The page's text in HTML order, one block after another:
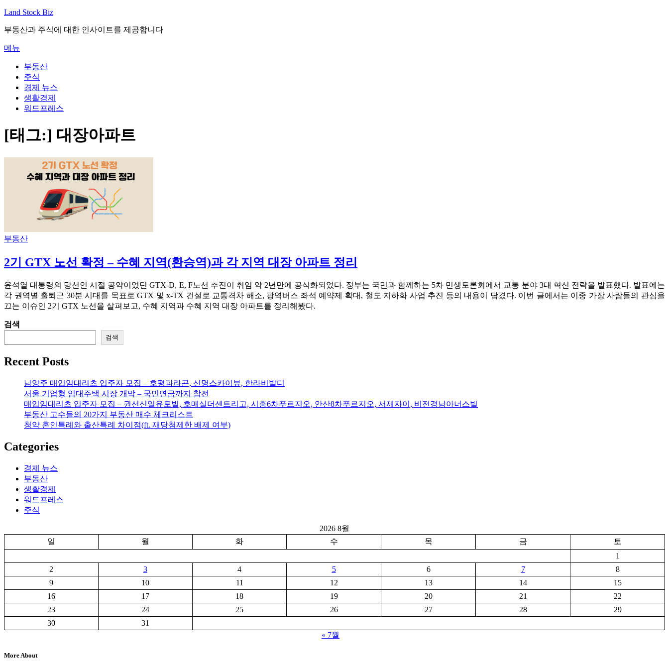
내
으
로
바
Land Stock Biz
부동산과 주식에 대한 인사이트를 제공합니다
메뉴
부동산
주식
경제 뉴스
생활경제
워드프레스
[태그:] 대장아파트
부동산
2기 GTX 노선 확정 – 수혜 지역(환승역)과 각 지역 대장 아파트 정리
윤석열 대통령의 당선인 시절 공약이었던 GTX-D, E, F노선 추진이 취임 약 2년만에 공식화되었다. 정부는 국민과 함께하는 5차 민생토론회에서 교통 분야 3대 혁신 전략을 발표했다. 발표에는
각 권역별 출퇴근 30분 시대를 목표로 GTX 및 x-TX 건설로 교통격차 해소, 광역버스 좌석 예약제 확대, 철도 지하화 사업 추진 등의 내용이 담겼다. 이번 글에서는 이중 가장 사람들의 관심을
끄는 이슈인 2기 GTX 노선을 살펴보고, 수혜 지역과 수혜 지역 대장 아파트를 정리해봤다.
검색
검색
Recent Posts
남양주 매입임대리츠 입주자 모집 – 호평파라곤, 신명스카이뷰, 한라비발디
서울 기업형 임대주택 시장 개막 – 국민연금까지 참전
매입임대리츠 입주자 모집 – 권선신일유토빌, 호매실더센트리고, 시흥6차푸르지오, 안산8차푸르지오, 서재자이, 비전경남아너스빌
부동산 고수들의 20가지 부동산 매수 체크리스트
청약 혼인특례와 출산특례 차이점(ft. 재당첨제한 배제 여부)
Categories
경제 뉴스
부동산
생활경제
워드프레스
주식
2026 8월
일
월 화 수 목 금
토
1
2
3 4 5 6 7
8
9
10 11 12 13 14
15
16
17 18 19 20 21
22
23
24 25 26 27 28
29
30
31
« 7월
More About